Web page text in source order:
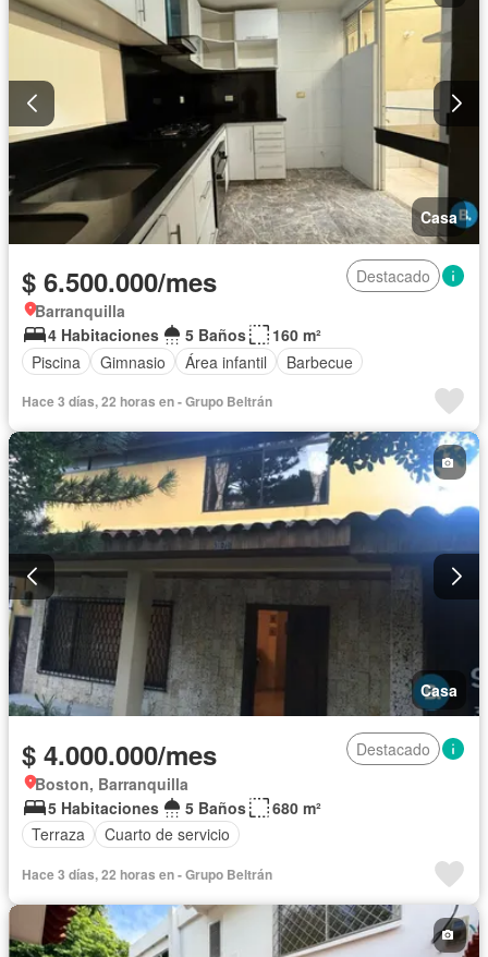
Casa
$ 6.500.000/mes
Destacado
Barranquilla
4 Habitaciones
5 Baños
160 m²
Piscina
Gimnasio Área infantil Barbecue
Hace 3 días, 22 horas en - Grupo Beltrán
Casa
$ 4.000.000/mes
Destacado
Boston, Barranquilla
5 Habitaciones
5 Baños
680 m²
Terraza
Cuarto de servicio
Hace 3 días, 22 horas en - Grupo Beltrán